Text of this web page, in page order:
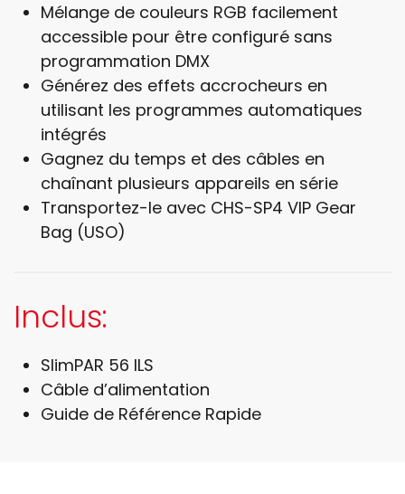
Mélange de couleurs RGB facilement
accessible pour être configuré sans
programmation DMX
Générez des effets accrocheurs en
utilisant les programmes automatiques
intégrés
Gagnez du temps et des câbles en
chaînant plusieurs appareils en série
Transportez-le avec CHS-SP4 VIP Gear
Bag (USO)
Inclus:
SlimPAR 56 ILS
Câble d’alimentation
Guide de Référence Rapide